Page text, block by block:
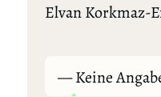
Elvan Korkmaz-
— Keine